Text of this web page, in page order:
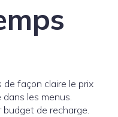
façon claire le prix
les menus.
de recharge.